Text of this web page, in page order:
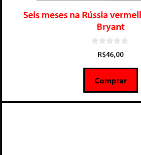
Seis meses na Rússia
Bryant
5
R$46,00
Comprar